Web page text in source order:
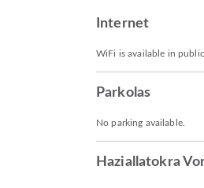
Internet
WiFi is available in
Parkolas
No parking available.
Haziallatokra